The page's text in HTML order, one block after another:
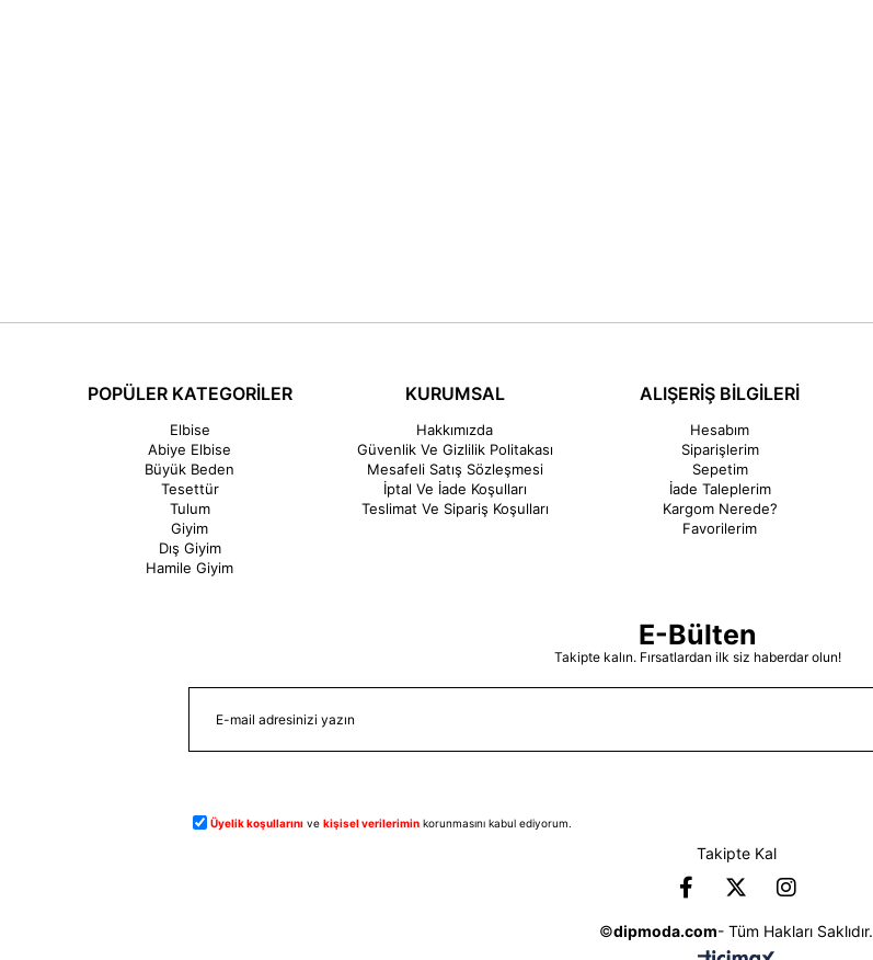
POPÜLER KATEGORİLER
Elbise
Abiye Elbise
Büyük Beden
Tesettür
Tulum
Giyim
Dış Giyim
Hamile Giyim
KURUMSAL
Hakkımızda
Güvenlik Ve Gizlilik Politakası
Mesafeli Satış Sözleşmesi
İptal Ve İade Koşulları
Teslimat Ve Sipariş Koşulları
ALIŞERİŞ BİLGİLERİ
Hesabım
Siparişlerim
Sepetim
İade Taleplerim
Kargom Nerede?
Favorilerim
E-Bülten
Takipte kalın. Fırsatlardan ilk siz haberdar olun!
Üyelik koşullarını ve kişisel verilerimin korunmasını kabul ediyorum.
Takipte Kal
©dipmoda.com- Tüm Hakları Saklıdır.